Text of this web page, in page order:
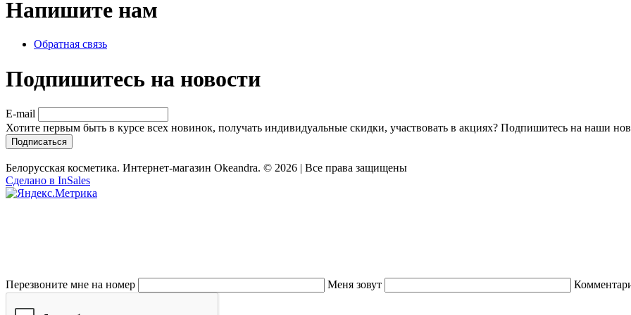
Напишите нам
Обратная связь
Подпишитесь на новости
E-mail
Хотите первым быть в курсе всех новинок, получать индивидуальные скидки, участвовать в акциях? Подпишитесь на наши
Белорусская косметика. Интернет-магазин Okeandra. © 2026 | Все права защищены
Сделано в InSales
Перезвоните мне на номер Меня зовут